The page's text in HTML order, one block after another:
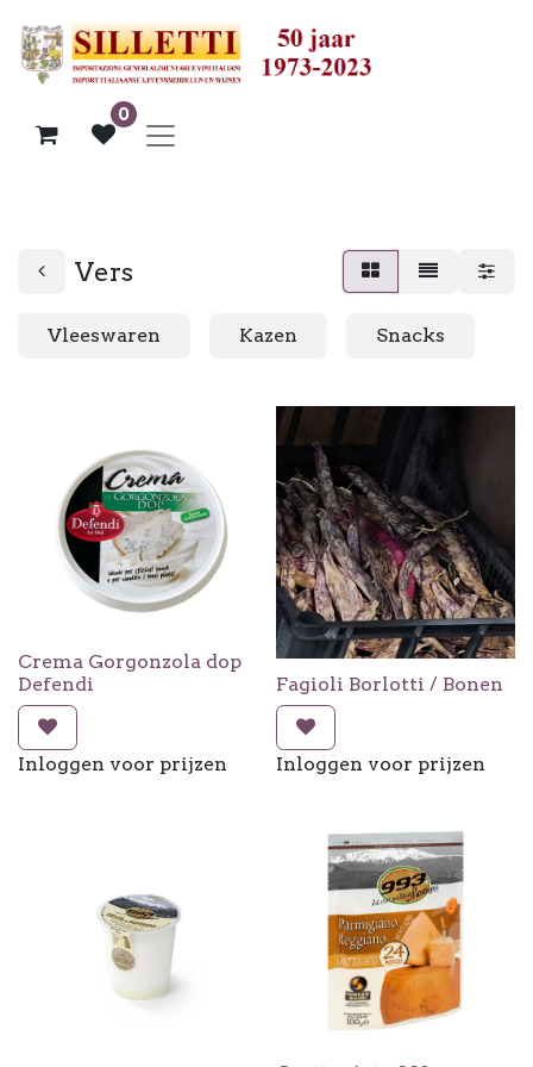
0
Vers
Vleeswaren Kazen Snacks
Crema Gorgonzola dop
Defendi
Inloggen voor prijzen
Fagioli Borlotti / Bonen
Inloggen voor prijzen